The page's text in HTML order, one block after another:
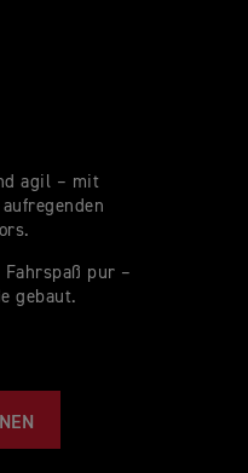
agil – mit
pur –
gebaut.